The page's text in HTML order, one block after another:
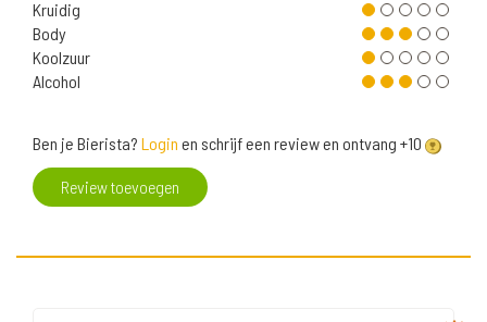
Kruidig
Body
Koolzuur
Alcohol
Ben je Bierista? Login en schrijf een review en ontvang +10
Review toevoegen